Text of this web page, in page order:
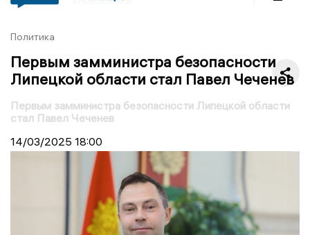
Политика
Первым замминистра безопасности
Липецкой области стал Павел Чеченев
Первым замминистра безопасности Липецкой области
стал Павел Чеченев
14/03/2025 18:00